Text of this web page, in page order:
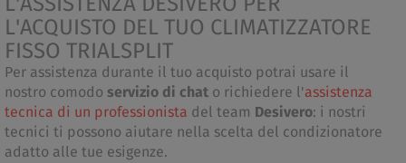
L'ACQUISTO DEL TUO CLIMATIZZATORE
FISSO TRIALSPLIT
Per assistenza durante il tuo acquisto potrai usare il
nostro comodo servizio di chat o richiedere l'assistenza
tecnica di un professionista del team Desivero: i nostri
tecnici ti possono aiutare nella scelta del condizionatore
adatto alle tue esigenze.